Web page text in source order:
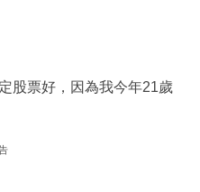
股票好，因為我今年21歲